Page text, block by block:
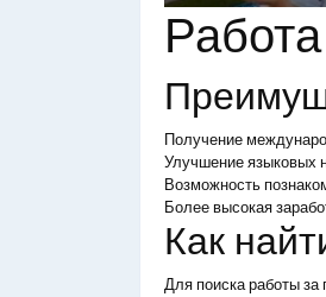
Получение
Улучшение языковых
Возможность
Более высокая
Как
Для поиска работы за